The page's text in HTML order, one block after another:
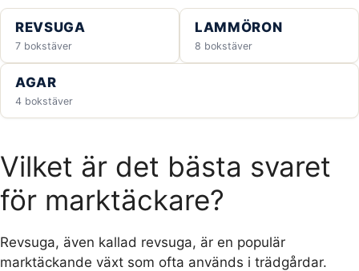
REVSUGA
7 bokstäver
LAMMÖRON
8 bokstäver
AGAR
4 bokstäver
Vilket är det bästa svaret
för marktäckare?
Revsuga, även kallad revsuga, är en populär
marktäckande växt som ofta används i trädgårdar.